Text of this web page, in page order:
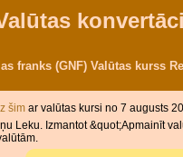
franks (GNF) Valūtas kurss
šim ar valūtas kursi no 7 augusts
Leku. Izmantot &quot;Apmainīt